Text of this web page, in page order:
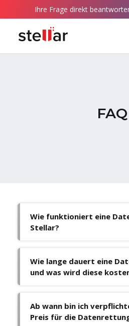
Ihre Frage direkt
FAQ
Wie funktioniert eine
Stellar?
Wie lange dauert eine
und was wird diese
Ab wann bin ich
Preis für die